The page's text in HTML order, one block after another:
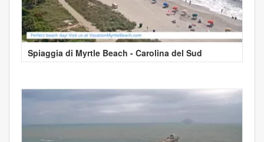
Spiaggia di Myrtle Beach - Carolina del Sud